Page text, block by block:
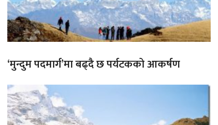
‘मुन्दुम पदमार्ग’मा बढ्दै छ पर्यटकको आकर्षण